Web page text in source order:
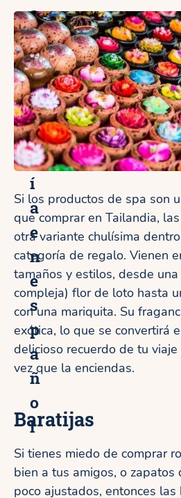
a
i
c
o
n
g
u
í
a
e
n
e
s
p
a
ñ
o
l
Si los productos de spa son
que comprar en Tailandia,
otra variante chulísima
categoría de regalo. Vienen
tamaños y estilos, desde
compleja) flor de loto hasta
con una mariquita. Su
exótica, lo que se convertirá
delicioso recuerdo de tu
vez que la enciendas.
Baratijas
Si tienes miedo de comprar
bien a tus amigos, o zapatos
poco ajustados, entonces